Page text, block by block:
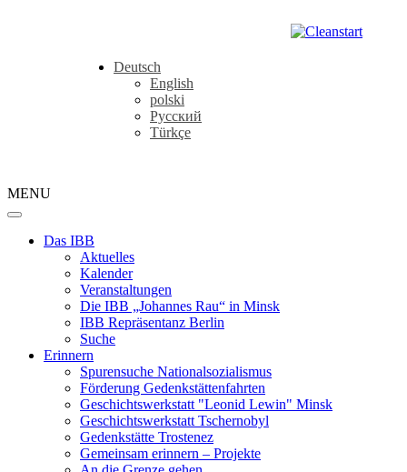
Deutsch
English
polski
Русский
Türkçe
MENU
Das IBB
Aktuelles
Kalender
Veranstaltungen
Die IBB „Johannes Rau“ in Minsk
IBB Repräsentanz Berlin
Suche
Erinnern
Spurensuche Nationalsozialismus
Förderung Gedenkstättenfahrten
Geschichtswerkstatt "Leonid Lewin" Minsk
Geschichtswerkstatt Tschernobyl
Gedenkstätte Trostenez
Gemeinsam erinnern – Projekte